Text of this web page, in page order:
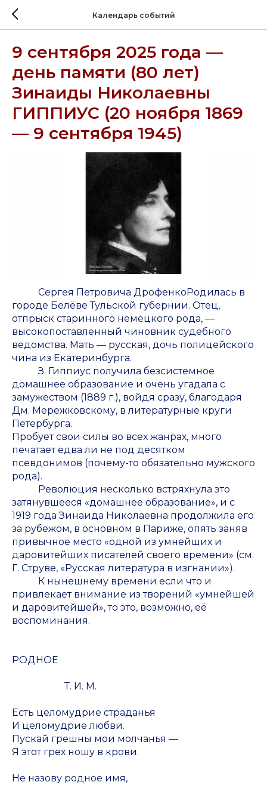
Календарь событий
9 сентября 2025 года —
день памяти (80 лет)
Зинаиды Николаевны
ГИППИУС (20 ноября 1869
— 9 сентября 1945)
Сергея Петровича ДрофенкоРодилась в
городе Белёве Тульской губернии. Отец,
отпрыск старинного немецкого рода, —
высокопоставленный чиновник судебного
ведомства. Мать — русская, дочь полицейского
чина из Екатеринбурга.
З. Гиппиус получила безсистемное
домашнее образование и очень угадала с
замужеством (1889 г.), войдя сразу, благодаря
Дм. Мережковскому, в литературные круги
Петербурга.
Пробует свои силы во всех жанрах, много
печатает едва ли не под десятком
псевдонимов (почему-то обязательно мужского
рода).
Революция несколько встряхнула это
затянувшееся «домашнее образование», и с
1919 года Зинаида Николаевна продолжила его
за рубежом, в основном в Париже, опять заняв
привычное место «одной из умнейших и
даровитейших писателей своего времени» (см.
Г. Струве, «Русская литература в изгнании»).
К нынешнему времени если что и
привлекает внимание из творений «умнейшей
и даровитейшей», то это, возможно, её
воспоминания.
РОДНОЕ
Т. И. М.
Есть целомудрие страданья
И целомудрие любви.
Пускай грешны мои молчанья —
Я этот грех ношу в крови.
Не назову родное имя,